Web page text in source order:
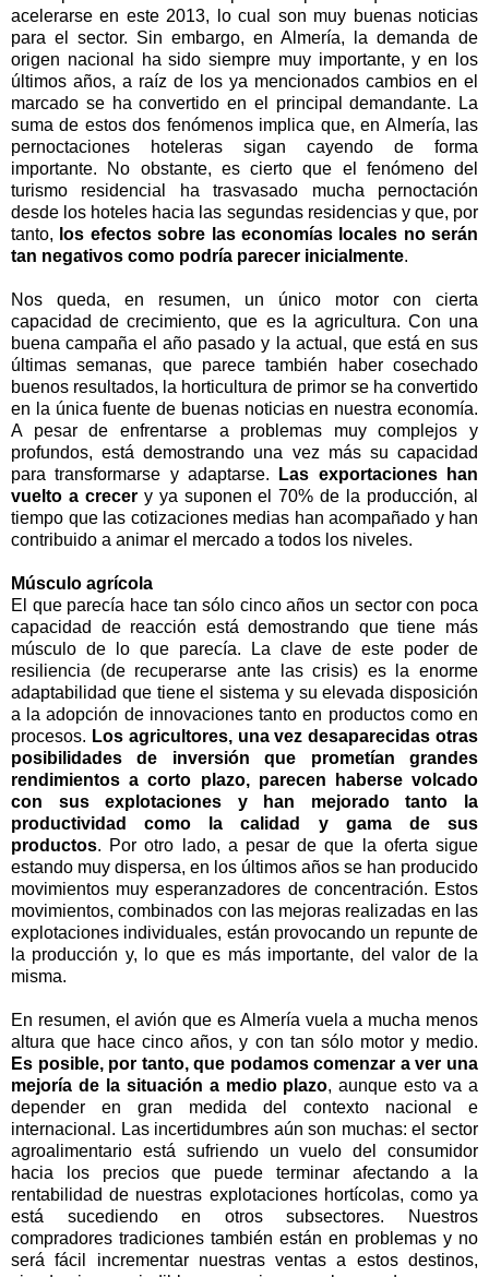
acelerarse en este 2013, lo cual son muy buenas noticias
para el sector. Sin embargo, en Almería, la demanda de
origen nacional ha sido siempre muy importante, y en los
últimos años, a raíz de los ya mencionados cambios en el
marcado se ha convertido en el principal demandante. La
suma de estos dos fenómenos implica que, en Almería, las
pernoctaciones hoteleras sigan cayendo de forma
importante. No obstante, es cierto que el fenómeno del
turismo residencial ha trasvasado mucha pernoctación
desde los hoteles hacia las segundas residencias y que, por
tanto, los efectos sobre las economías locales no serán
tan negativos como podría parecer inicialmente.
Nos queda, en resumen, un único motor con cierta
capacidad de crecimiento, que es la agricultura. Con una
buena campaña el año pasado y la actual, que está en sus
últimas semanas, que parece también haber cosechado
buenos resultados, la horticultura de primor se ha convertido
en la única fuente de buenas noticias en nuestra economía.
A pesar de enfrentarse a problemas muy complejos y
profundos, está demostrando una vez más su capacidad
para transformarse y adaptarse.
Las exportaciones han
vuelto a crecery ya suponen el 70% de la producción, al
tiempo que las cotizaciones medias han acompañado y han
contribuido a animar el mercado a todos los niveles.
Músculo agrícola
El que parecía hace tan sólo cinco años un sector con poca
capacidad de reacción está demostrando que tiene más
músculo de lo que parecía. La clave de este poder de
resiliencia (de recuperarse ante las crisis) es la enorme
adaptabilidad que tiene el sistema y su elevada disposición
a la adopción de innovaciones tanto en productos como en
procesos. Los agricultores, una vez desaparecidas otras
posibilidades de inversión que prometían grandes
rendimientos a corto plazo, parecen haberse volcado
con sus explotaciones y han mejorado tanto la
productividad como la calidad y gama de sus
productos. Por otro lado, a pesar de que la oferta sigue
estando muy dispersa, en los últimos años se han producido
movimientos muy esperanzadores de concentración. Estos
movimientos, combinados con las mejoras realizadas en las
explotaciones individuales, están provocando un repunte de
la producción y, lo que es más importante, del valor de la
misma.
En resumen, el avión que es Almería vuela a mucha menos
altura que hace cinco años, y con tan sólo motor y medio.
Es posible, por tanto, que podamos comenzar a ver una
mejoría de la situación a medio plazo, aunque esto va a
depender en gran medida del contexto nacional e
internacional. Las incertidumbres aún son muchas: el sector
agroalimentario está sufriendo un vuelo del consumidor
hacia los precios que puede terminar afectando a la
rentabilidad de nuestras explotaciones hortícolas, como ya
está sucediendo en otros subsectores. Nuestros
compradores tradiciones también están en problemas y no
será fácil incrementar nuestras ventas a estos destinos,